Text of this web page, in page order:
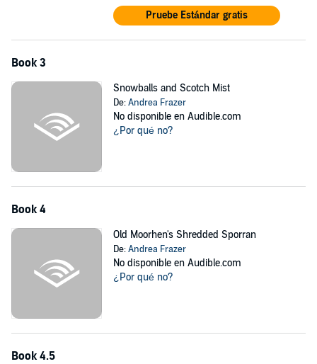
Pruebe Estándar gratis
Book 3
Snowballs and Scotch Mist
De:Andrea Frazer
No disponible en Audible.com
¿Por qué no?
Book 4
Old Moorhen's Shredded Sporran
De:Andrea Frazer
No disponible en Audible.com
¿Por qué no?
Book 4.5